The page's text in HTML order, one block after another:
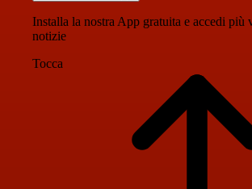
Installa la nostra App gratuita e accedi più
notizie
Tocca